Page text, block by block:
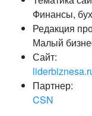
Финансы,
Редакция
Малый
Сайт:
Партнер:
CSN